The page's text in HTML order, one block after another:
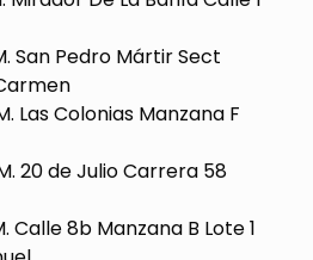
San Pedro Mártir Sect
Las Colonias Manzana F
M. 20 de Julio Carrera 58
Calle 8b Manzana B Lote 1